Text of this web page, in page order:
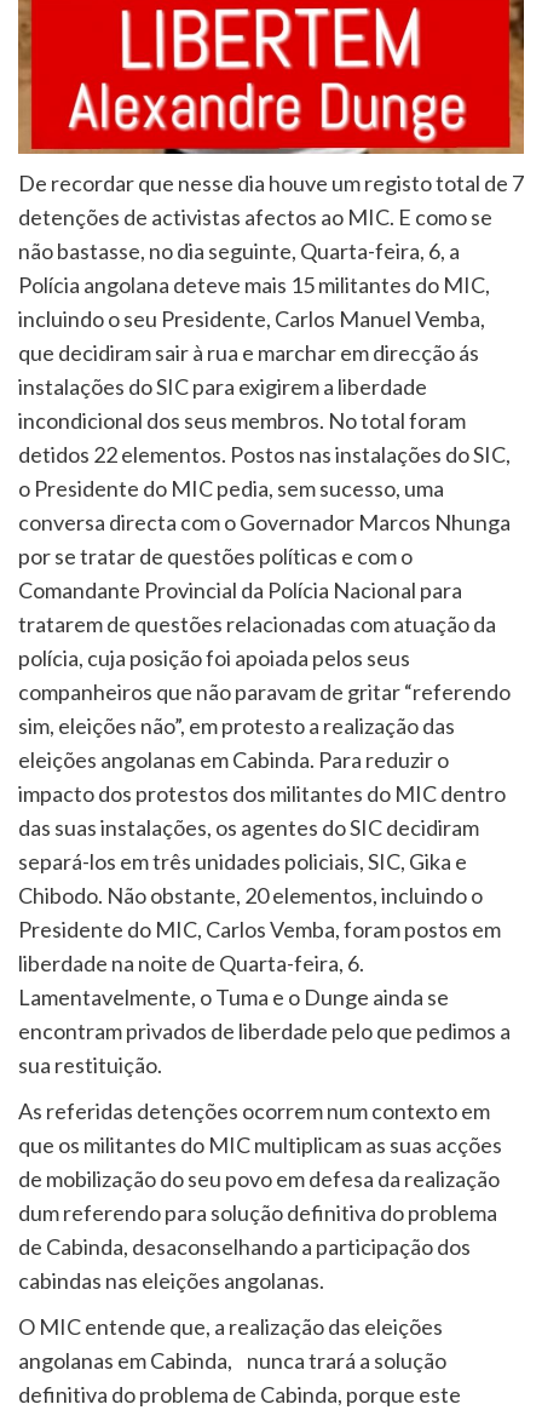
De recordar que nesse dia houve um registo total de 7
detenções de activistas afectos ao MIC. E como se
não bastasse, no dia seguinte, Quarta-feira, 6, a
Polícia angolana deteve mais 15 militantes do MIC,
incluindo o seu Presidente, Carlos Manuel Vemba,
que decidiram sair à rua e marchar em direcção ás
instalações do SIC para exigirem a liberdade
incondicional dos seus membros. No total foram
detidos 22 elementos. Postos nas instalações do SIC,
o Presidente do MIC pedia, sem sucesso, uma
conversa directa com o Governador Marcos Nhunga
por se tratar de questões políticas e com o
Comandante Provincial da Polícia Nacional para
tratarem de questões relacionadas com atuação da
polícia, cuja posição foi apoiada pelos seus
companheiros que não paravam de gritar “referendo
sim, eleições não”, em protesto a realização das
eleições angolanas em Cabinda. Para reduzir o
impacto dos protestos dos militantes do MIC dentro
das suas instalações, os agentes do SIC decidiram
separá-los em três unidades policiais, SIC, Gika e
Chibodo. Não obstante, 20 elementos, incluindo o
Presidente do MIC, Carlos Vemba, foram postos em
liberdade na noite de Quarta-feira, 6.
Lamentavelmente, o Tuma e o Dunge ainda se
encontram privados de liberdade pelo que pedimos a
sua restituição.
As referidas detenções ocorrem num contexto em
que os militantes do MIC multiplicam as suas acções
de mobilização do seu povo em defesa da realização
dum referendo para solução definitiva do problema
de Cabinda, desaconselhando a participação dos
cabindas nas eleições angolanas.
O MIC entende que, a realização das eleições
angolanas em Cabinda, nunca trará a solução
definitiva do problema de Cabinda, porque este